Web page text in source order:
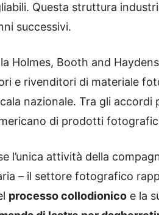
Questa struttura
successivi.
Holmes, Booth and
e rivenditori di materiale
nazionale. Tra gli
di prodotti fotografici
attività della
– il settore fotografico
processo collodionico e la